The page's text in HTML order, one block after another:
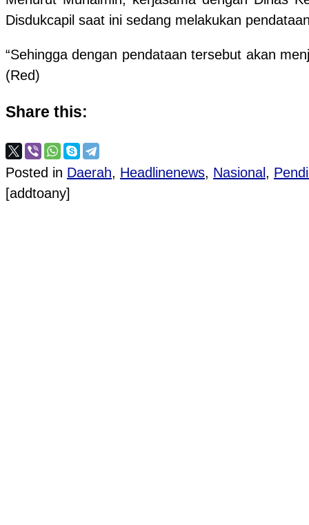
Disdukcapil saat ini sedang melakukan
“Sehingga dengan pendataan tersebut akan
(Red)
Share this:
Posted in Daerah, Headlinenews, Nasional,
[addtoany]